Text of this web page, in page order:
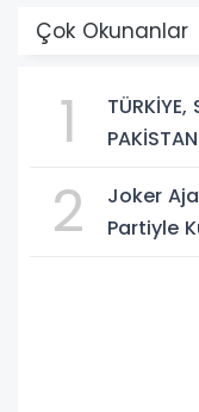
Çok Okunanlar
1
TÜRKİYE,
2
Joker
Partiyle